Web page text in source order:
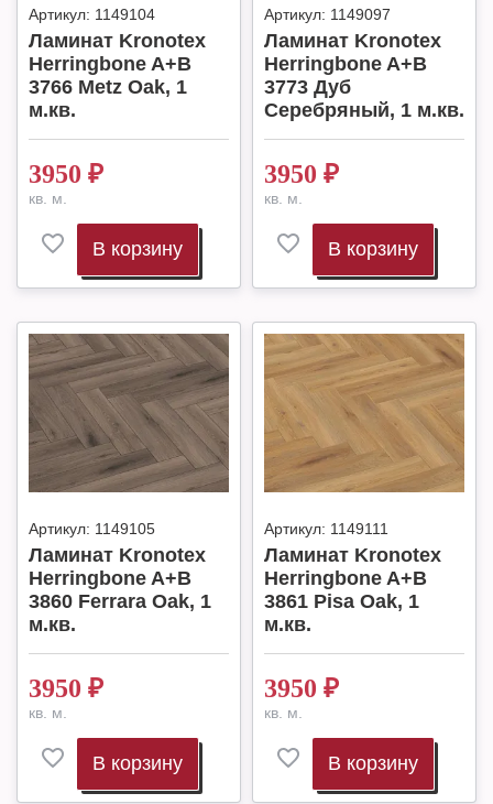
Артикул: 1149104
Ламинат Kronotex
Herringbone A+B
3766 Metz Oak, 1
м.кв.
3950 ₽
кв. м.
В корзину
Артикул: 1149097
Ламинат Kronotex
Herringbone A+B
3773 Дуб
Серебряный, 1 м.кв.
3950 ₽
кв. м.
В корзину
Артикул: 1149105
Ламинат Kronotex
Herringbone A+B
3860 Ferrara Oak, 1
м.кв.
3950 ₽
кв. м.
В корзину
Артикул: 1149111
Ламинат Kronotex
Herringbone A+B
3861 Pisa Oak, 1
м.кв.
3950 ₽
кв. м.
В корзину